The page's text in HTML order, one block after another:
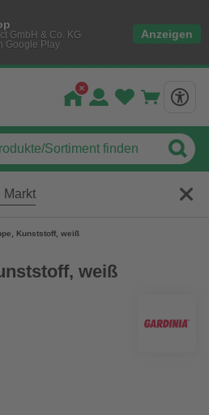
GmbH & Co. KG
Google Play
Anzeigen
Markt
Kunststoff, weiß
weiß